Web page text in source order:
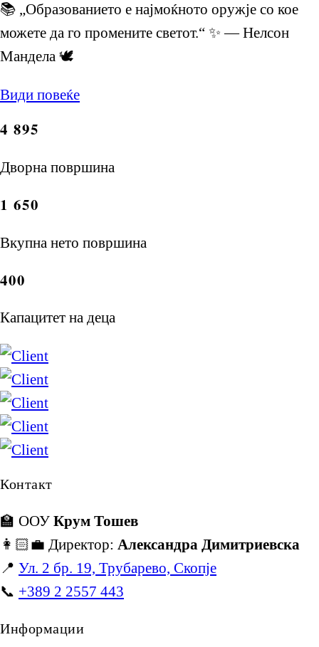
📚 „Образованието е најмоќното оружје со кое
можете да го промените светот.“ ✨ — Нелсон
Мандела 🕊️
Види повеќе
4 895
Дворна површина
1 650
Вкупна нето површина
400
Капацитет на деца
Контакт
🏫 ООУ Крум Тошев
👩🏻‍💼 Директор: Александра Димитриевска
📍 Ул. 2 бр. 19, Трубарево, Скопје
📞 +389 2 2557 443
Информации